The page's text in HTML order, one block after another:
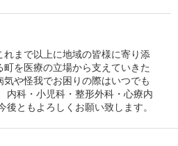
れまで以上に地域の皆様に寄り添
を医療の立場から支えていきた
や怪我でお困りの際はいつでも
内科・小児科・整形外科・心療内
ともよろしくお願い致します。